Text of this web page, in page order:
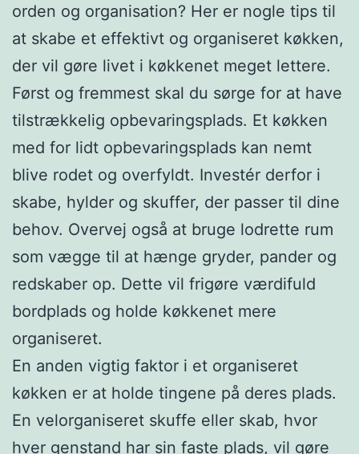
orden og organisation? Her er nogle tips til
at skabe et effektivt og organiseret køkken,
der vil gøre livet i køkkenet meget lettere.
Først og fremmest skal du sørge for at have
tilstrækkelig opbevaringsplads. Et køkken
med for lidt opbevaringsplads kan nemt
blive rodet og overfyldt. Investér derfor i
skabe, hylder og skuffer, der passer til dine
behov. Overvej også at bruge lodrette rum
som vægge til at hænge gryder, pander og
redskaber op. Dette vil frigøre værdifuld
bordplads og holde køkkenet mere
organiseret.
En anden vigtig faktor i et organiseret
køkken er at holde tingene på deres plads.
En velorganiseret skuffe eller skab, hvor
hver genstand har sin faste plads, vil gøre